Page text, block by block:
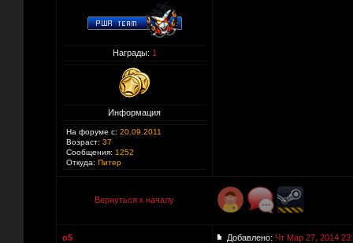
Награды: 1
Информация
На форуме с: 20.09.2011
Возраст: 37
Сообщения: 1252
Откуда: Питер
Вернуться к началу
o5 Добавлено: Чт Мар 27, 2014